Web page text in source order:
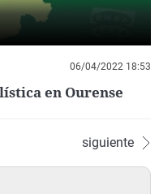
06/04/2022 18:53
en Ourense
siguiente